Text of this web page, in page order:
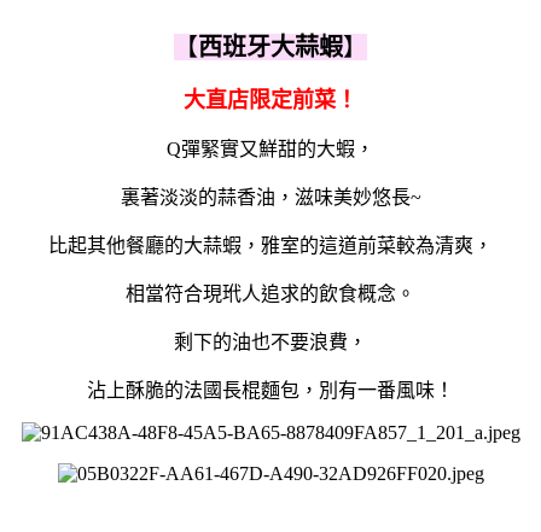
【西班牙大蒜蝦】
大直店限定前菜！
Q彈緊實又鮮甜的大蝦，
裏著淡淡的蒜香油，滋味美妙悠長~
比起其他餐廳的大蒜蝦，雅室的這道前菜較為清爽，
相當符合現玳人追求的飲食概念。
剩下的油也不要浪費，
沾上酥脆的法國長棍麵包，別有一番風味！